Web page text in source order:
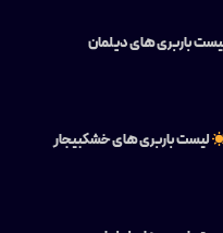
باربری های دیلمان
لیست باربری های خشکبیجار